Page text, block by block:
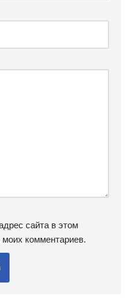
сайта в этом
комментариев.